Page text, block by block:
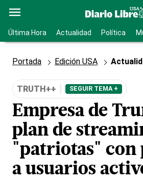
Última Hora Actualidad Política
Portada Edición USA
TRUTH++ SEGUIR TEMA +
Empresa de
plan de
"patriotas" con
a usuarios